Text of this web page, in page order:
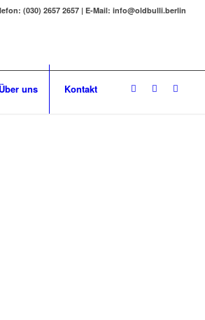
(030) 2657 2657 | E-Mail: info@oldbulli.berlin
Über uns Kontakt